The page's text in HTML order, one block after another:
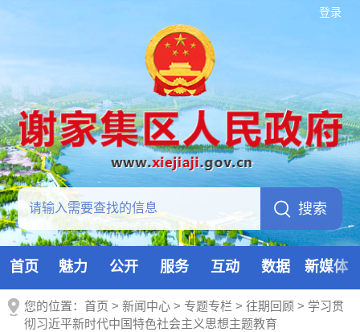
登录
首页 魅力 公开 服务 互动 数据 新媒体
您的位置： 首页 > 新闻中心 > 专题专栏 > 往期回顾 > 学习贯
彻习近平新时代中国特色社会主义思想主题教育